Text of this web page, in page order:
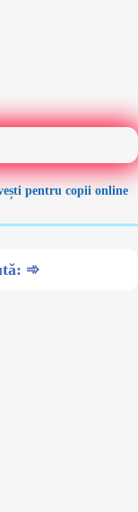
pentru copii online
➾